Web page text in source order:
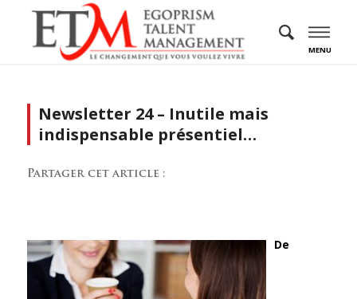
MENU
Newsletter 24 – Inutile mais
indispensable présentiel…
Partager cet article :
De